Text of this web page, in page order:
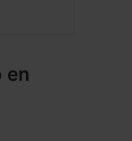
en